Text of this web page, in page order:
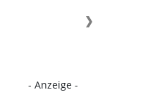
- Anzeige -